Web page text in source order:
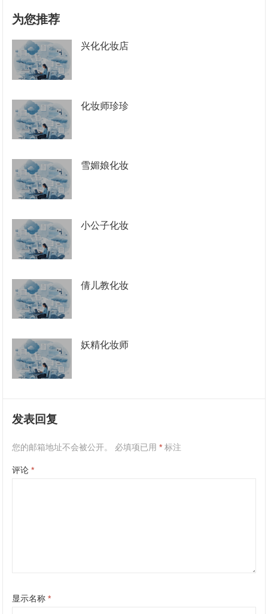
为您推荐
兴化化妆店
化妆师珍珍
雪媚娘化妆
小公子化妆
倩儿教化妆
妖精化妆师
发表回复
您的邮箱地址不会被公开。 必填项已用* 标注
评论*
显示名称*